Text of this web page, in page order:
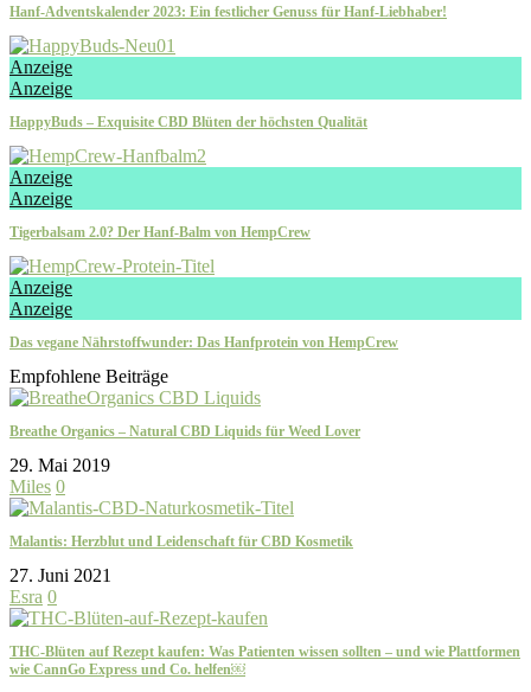
Hanf-Adventskalender 2023: Ein festlicher Genuss für Hanf-Liebhaber!
Anzeige
Anzeige
HappyBuds – Exquisite CBD Blüten der höchsten Qualität
Anzeige
Anzeige
Tigerbalsam 2.0? Der Hanf-Balm von HempCrew
Anzeige
Anzeige
Das vegane Nährstoffwunder: Das Hanfprotein von HempCrew
Empfohlene Beiträge
Breathe Organics – Natural CBD Liquids für Weed Lover
29. Mai 2019
Miles 0
Malantis: Herzblut und Leidenschaft für CBD Kosmetik
27. Juni 2021
Esra 0
THC-Blüten auf Rezept kaufen: Was Patienten wissen sollten – und wie Plattformen
wie CannGo Express und Co. helfen￼